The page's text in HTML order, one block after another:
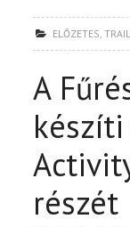
ELŐZETES ,
A
részét